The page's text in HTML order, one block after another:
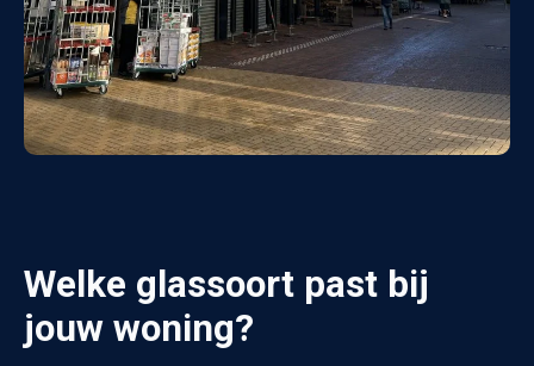
Welke glassoort past bij
jouw woning?